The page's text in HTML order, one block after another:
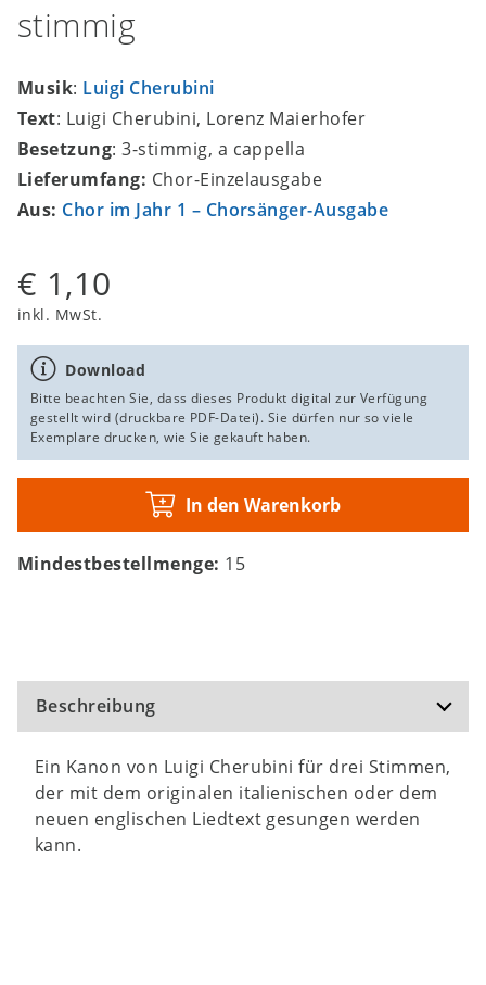
stimmig
Musik: Luigi Cherubini
Text: Luigi Cherubini, Lorenz Maierhofer
Besetzung: 3-stimmig, a cappella
Lieferumfang: Chor-Einzelausgabe
Aus: Chor im Jahr 1 – Chorsänger-Ausgabe
€ 1,10
inkl. MwSt.
Download
Bitte beachten Sie, dass dieses Produkt digital zur Verfügung
gestellt wird (druckbare PDF-Datei). Sie dürfen nur so viele
Exemplare drucken, wie Sie gekauft haben.
In den Warenkorb
Mindestbestellmenge: 15
Beschreibung
Ein Kanon von Luigi Cherubini für drei Stimmen,
der mit dem originalen italienischen oder dem
neuen englischen Liedtext gesungen werden
kann.